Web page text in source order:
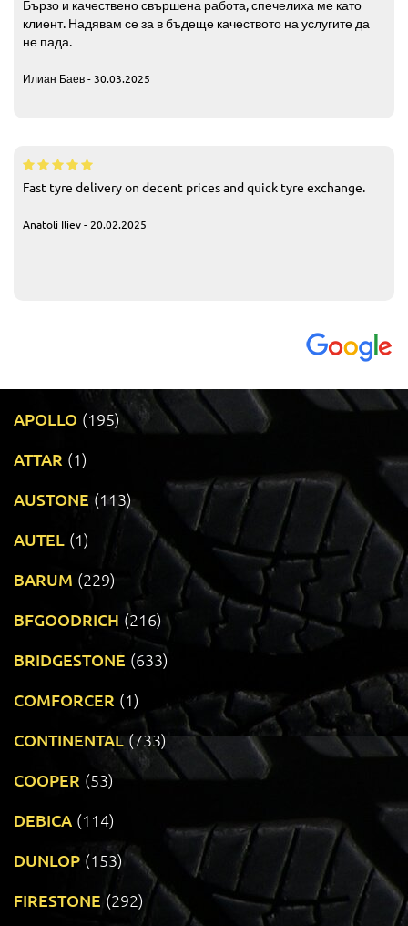
Бързо и качествено свършена работа, спечелиха ме като
клиент. Надявам се за в бъдеще качеството на услугите да
не пада.
Илиан Баев - 30.03.2025
Fast tyre delivery on decent prices and quick tyre exchange.
Anatoli Iliev - 20.02.2025
APOLLO (195)
ATTAR (1)
AUSTONE (113)
AUTEL (1)
BARUM (229)
BFGOODRICH (216)
BRIDGESTONE (633)
COMFORCER (1)
CONTINENTAL (733)
COOPER (53)
DEBICA (114)
DUNLOP (153)
FIRESTONE (292)